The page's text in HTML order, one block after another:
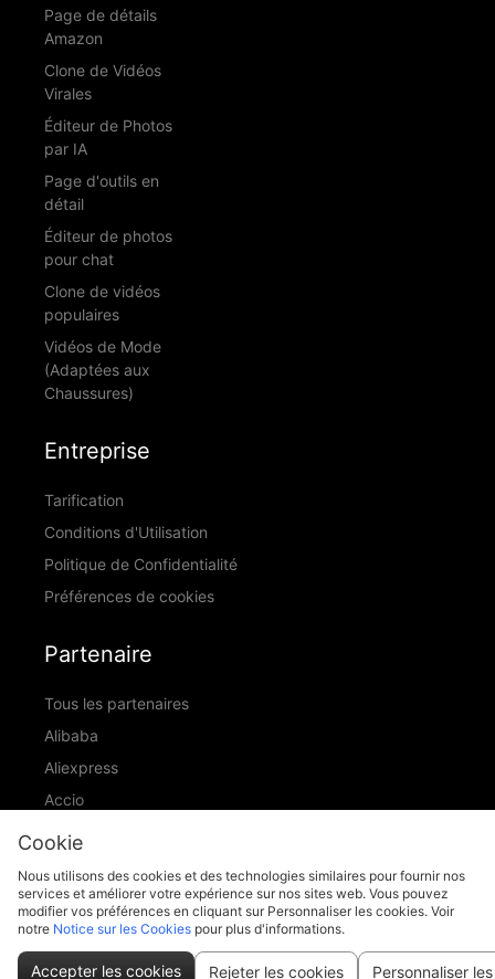
Page de détails
Amazon
Clone de Vidéos
Virales
Éditeur de Photos
par IA
Page d'outils en
détail
Éditeur de photos
pour chat
Clone de vidéos
populaires
Vidéos de Mode
(Adaptées aux
Chaussures)
Entreprise
Tarification
Conditions d'Utilisation
Politique de Confidentialité
Préférences de cookies
Partenaire
Tous les partenaires
Alibaba
Aliexpress
Accio
ID Ranking
support@piccopilot.com
Cookie
Nous utilisons des cookies et des technologies similaires pour fournir nos
services et améliorer votre expérience sur nos sites web. Vous pouvez
modifier vos préférences en cliquant sur Personnaliser les cookies. Voir
notre Notice sur les Cookies pour plus d'informations.
Accepter les cookies Rejeter les cookies Personnaliser